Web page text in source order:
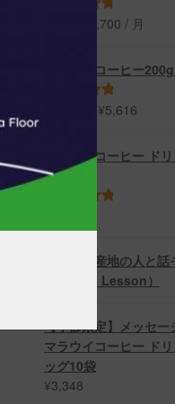
4.91
2,700 / 月
マラウイコーヒー
5.00
¥5,616価
¥2,700
マラウイコーヒー ド
ッグ10袋
の評価
コーヒー産地の人と話
（Impact Lesson）
【季節限定】メッセー
マラウイコーヒー ド
ッグ10袋
¥3,348